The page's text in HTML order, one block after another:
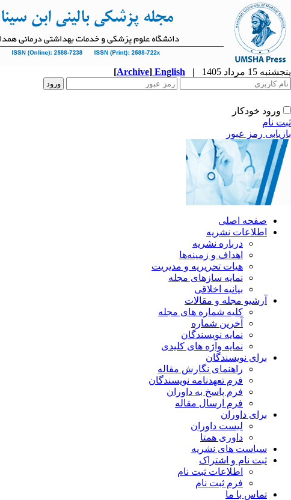
پنجشنبه 15 مرداد 1405 |
English
[Archive]
ورود خودکار
ثبت نام
بازیابی رمز عبور
صفحه اصلی
اطلاعات نشریه
درباره نشریه
اهداف و زمینه‌ها
هیات تحریریه و مدیریت
نمایه سازهای مجله
بیانیه اخلاقی
آرشیو مجله و مقالات
کلیه شماره های مجله
آخرین شماره
نمایه نویسندگان
نمایه واژه های کلیدی
برای نویسندگان
راهنمای نگارش مقاله
فرم تعهدنامه نویسندگان
فرم پاسخ به داوران
فرم ارسال مقاله
برای داوران
لیست داوران
داوری همتا
سیاست های نشریه
ثبت نام و اشتراک
اطلاعات ثبت نام
فرم ثبت نام
تماس با ما